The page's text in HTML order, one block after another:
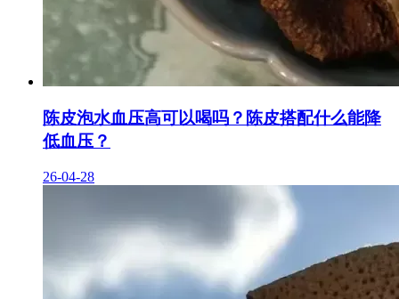
陈皮泡水血压高可以喝吗？陈皮搭配什么能降
低血压？
26-04-28